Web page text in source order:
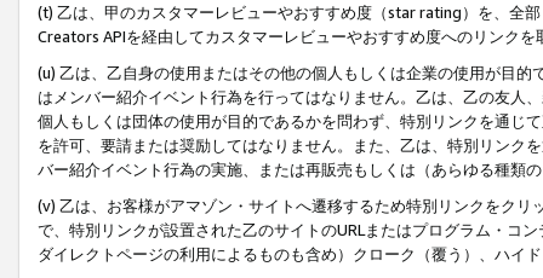
(t) 乙は、甲のカスタマーレビューやおすすめ度（star rating）を、全
Creators APIを経由してカスタマーレビューやおすすめ度へのリンクを
(u) 乙は、乙自身の使用またはその他の個人もしくは企業の使用が目
はメンバー紹介イベント行為を行ってはなりません。乙は、乙の友人
個人もしくは団体の使用が目的であるかを問わず、特別リンクを通じ
を許可、要請または奨励してはなりません。また、乙は、特別リンク
バー紹介イベント行為の実施、または再販売もしくは（あらゆる種類
(v) 乙は、お客様がアマゾン・サイトへ遷移するため特別リンクをク
で、特別リンクが設置された乙のサイトのURLまたはプログラム・コ
ダイレクトページの利用によるものも含め）クローク（覆う）、ハイ